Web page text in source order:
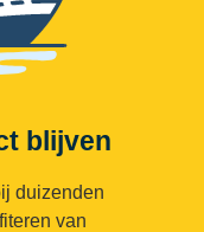
blijven
duizenden
van